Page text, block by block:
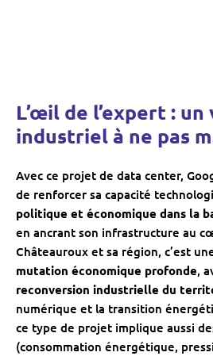
L’œil de l’expert :
industriel à ne pas
Avec ce projet de data center,
de renforcer sa capacité
politique et économique dans la
en ancrant son infrastructure au
Châteauroux et sa région, c’est
mutation économique profonde,
reconversion industrielle du
numérique et la transition
ce type de projet implique aussi
(consommation énergétique,